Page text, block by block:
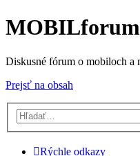
Diskusné fórum o mobiloch a
Prejsť na obsah
Rýchle odkazy